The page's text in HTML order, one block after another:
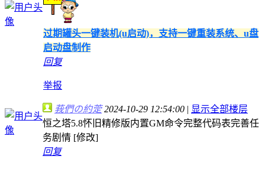
过期罐头一键装机(u启动)，支持一键重装系统、u盘
启动盘制作
回复
举报
莪們の約萣2024-10-29 12:54:00 | 显示全部楼层
恒之塔5.8怀旧精修版内置GM命令完整代码表完善任
务剧情 [修改]
回复